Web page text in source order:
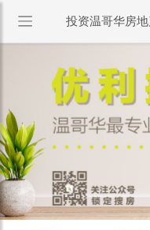
投资温哥华房